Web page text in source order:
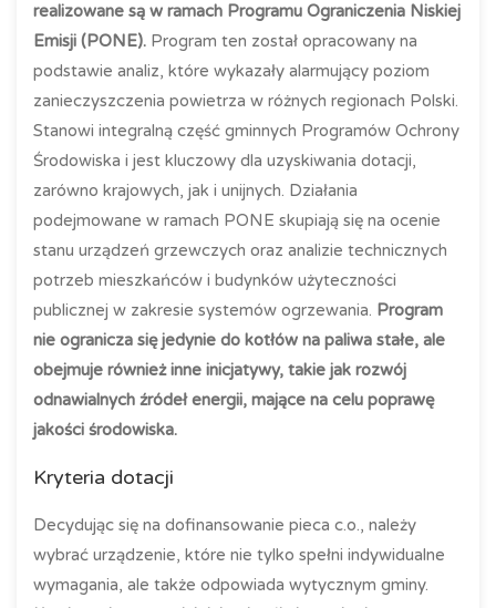
realizowane są w ramach Programu Ograniczenia Niskiej
Emisji (PONE). Program ten został opracowany na
podstawie analiz, które wykazały alarmujący poziom
zanieczyszczenia powietrza w różnych regionach Polski.
Stanowi integralną część gminnych Programów Ochrony
Środowiska i jest kluczowy dla uzyskiwania dotacji,
zarówno krajowych, jak i unijnych. Działania
podejmowane w ramach PONE skupiają się na ocenie
stanu urządzeń grzewczych oraz analizie technicznych
potrzeb mieszkańców i budynków użyteczności
publicznej w zakresie systemów ogrzewania. Program
nie ogranicza się jedynie do kotłów na paliwa stałe, ale
obejmuje również inne inicjatywy, takie jak rozwój
odnawialnych źródeł energii, mające na celu poprawę
jakości środowiska.
Kryteria dotacji
Decydując się na dofinansowanie pieca c.o., należy
wybrać urządzenie, które nie tylko spełni indywidualne
wymagania, ale także odpowiada wytycznym gminy.